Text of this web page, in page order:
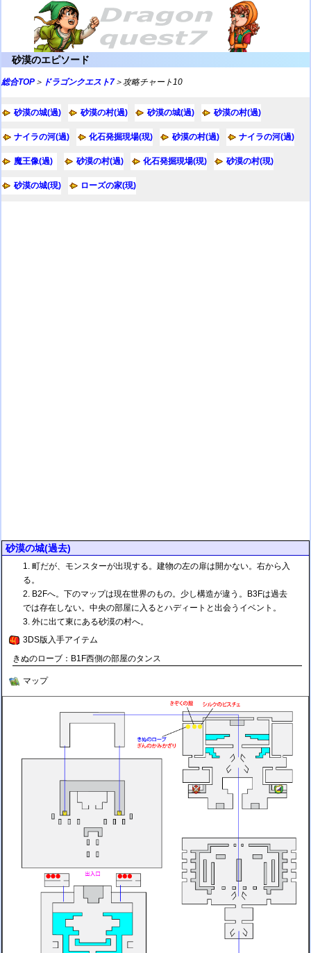
砂漠のエピソード
総合TOP ＞ ドラゴンクエスト7 ＞攻略チャート10
砂漠の城(過) 砂漠の村(過) 砂漠の城(過) 砂漠の村(過)
ナイラの河(過) 化石発掘現場(現) 砂漠の村(過) ナイラの河(過)
魔王像(過) 砂漠の村(過) 化石発掘現場(現) 砂漠の村(現)
砂漠の城(現) ローズの家(現)
砂漠の城(過去)
町だが、モンスターが出現する。建物の左の扉は開かない。右から入
る。
B2Fへ。下のマップは現在世界のもの。少し構造が違う。B3Fは過去
では存在しない。中央の部屋に入るとハディートと出会うイベント。
外に出て東にある砂漠の村へ。
3DS版入手アイテム
きぬのローブ：B1F西側の部屋のタンス
マップ